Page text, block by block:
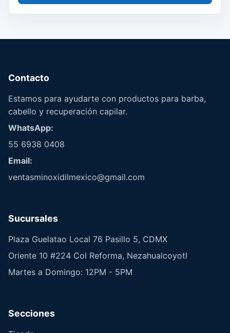
Contacto
Estamos para ayudarte con productos para barba,
cabello y recuperación capilar.
WhatsApp:
55 6938 0408
Email:
ventasminoxidilmexico@gmail.com
Sucursales
Plaza Guelatao Local 76 Pasillo 5, CDMX
Oriente 10 #224 Col Reforma, Nezahualcoyotl
Martes a Domingo: 12PM - 5PM
Secciones